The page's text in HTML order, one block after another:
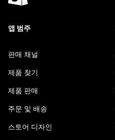
앱 범주
판매 채널
제품 찾기
제품 판매
주문 및 배송
스토어 디자인